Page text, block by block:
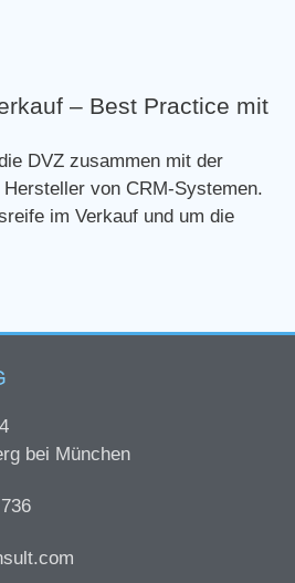
– Best Practice mit
DVZ zusammen mit der
Hersteller von CRM-Systemen.
im Verkauf und um die
bei München